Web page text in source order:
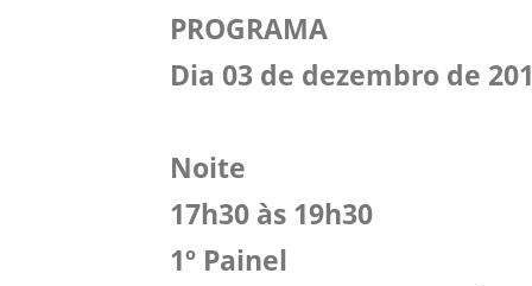
PROGRAMA
Dia 03 de dezembro de
Noite
17h30 às 19h30
1º Painel